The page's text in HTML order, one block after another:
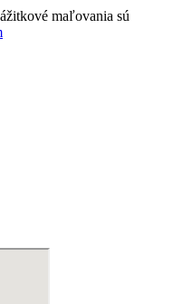
maľovania sú